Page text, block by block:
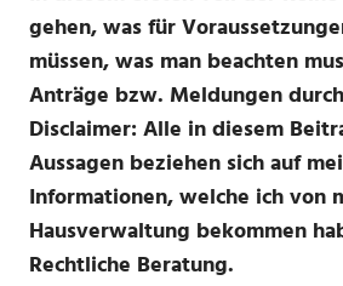
gehen, was für
müssen, was man beachten
Anträge bzw. Meldungen
Disclaimer: Alle in diesem
Aussagen beziehen sich auf
Informationen, welche ich von
Hausverwaltung bekommen
Rechtliche Beratung.